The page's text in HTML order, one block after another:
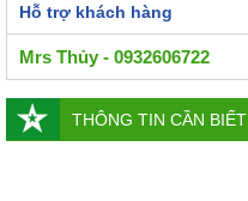
Hỗ trợ khách hàng
Mrs Thủy - 0932606722
THÔNG TIN CẦN BIẾT